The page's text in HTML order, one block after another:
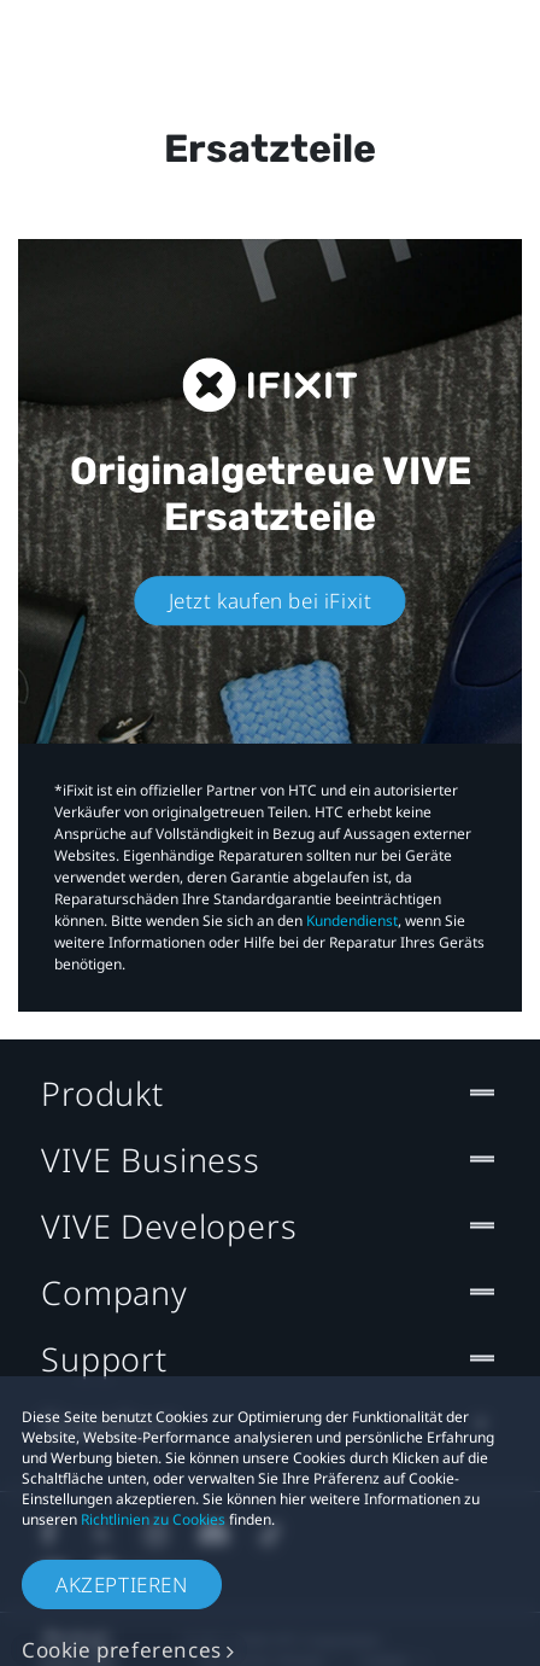
Ersatzteile
Originalgetreue VIVE
Ersatzteile
Jetzt kaufen bei iFixit​
*iFixit ist ein offizieller Partner von HTC und ein autorisierter
Verkäufer von originalgetreuen Teilen. HTC erhebt keine
Ansprüche auf Vollständigkeit in Bezug auf Aussagen externer
Websites. Eigenhändige Reparaturen sollten nur bei Geräte
verwendet werden, deren Garantie abgelaufen ist, da
Reparaturschäden Ihre Standardgarantie beeinträchtigen
können. Bitte wenden Sie sich an den Kundendienst, wenn Sie
weitere Informationen oder Hilfe bei der Reparatur Ihres Geräts
benötigen.​
Diese Seite benutzt Cookies zur Optimierung der Funktionalität der
Website, Website-Performance analysieren und persönliche Erfahrung
und Werbung bieten. Sie können unsere Cookies durch Klicken auf die
Schaltfläche unten, oder verwalten Sie Ihre Präferenz auf Cookie-
Einstellungen akzeptieren. Sie können hier weitere Informationen zu
unseren Richtlinien zu Cookiesfinden.
AKZEPTIEREN
Cookie preferences
Produkt
VIVE Business
VIVE Developers
Company
Support
Standort
Rechtlicher Hinweis